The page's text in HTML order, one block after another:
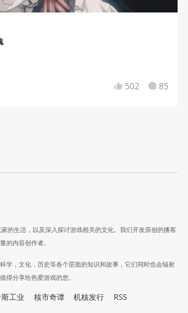
502 85
的生活，以及深入探讨游戏相关的文化。我们开发原创的播客
的内容创作者。
学，文化，历史等各个层面的知识和故事，它们同时也会辐射
得分享给热爱游戏的您。
工业 核市奇谭 机核发行 RSS